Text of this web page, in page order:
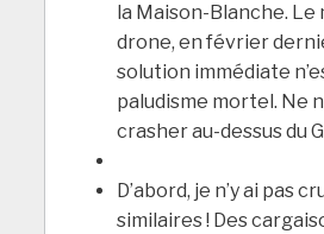
la Maison-Blanche.
drone, en février
solution immédiate
paludisme mortel. Ne
crasher au-dessus du
D’abord, je n’y ai
similaires ! Des